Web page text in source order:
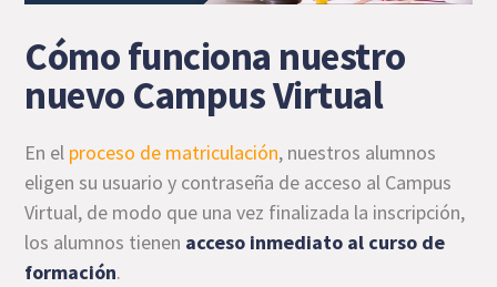
Cómo funciona nuestro
nuevo Campus Virtual
En el proceso de matriculación, nuestros alumnos
eligen su usuario y contraseña de acceso al Campus
Virtual, de modo que una vez finalizada la inscripción,
los alumnos tienen acceso inmediato al curso de
formación.